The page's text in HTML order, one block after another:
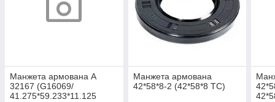
Манжета армована A
32167 (G16069/
41.275*59.233*11.125
Манжета армована
42*58*8-2 (42*58*8 TC)